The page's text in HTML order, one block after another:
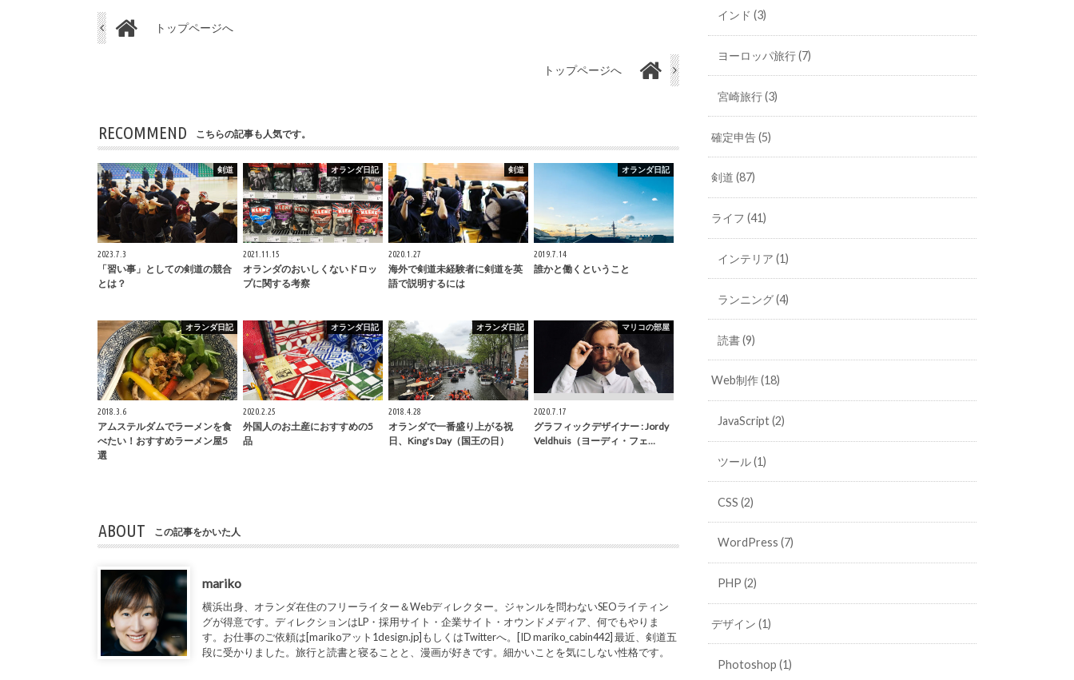
トップページへ
トップページへ
RECOMMEND こちらの記事も人気です。
剣道
2023.7.3
「習い事」としての剣道の競合
とは？
オランダ日記
2021.11.15
オランダのおいしくないドロッ
プに関する考察
剣道
2020.1.27
海外で剣道未経験者に剣道を英
語で説明するには
オランダ日記
2019.7.14
誰かと働くということ
オランダ日記
2018.3.6
アムステルダムでラーメンを食
べたい！おすすめラーメン屋5
選
オランダ日記
2020.2.25
外国人のお土産におすすめの5
品
オランダ日記
2018.4.28
オランダで一番盛り上がる祝
日、King's Day（国王の日）
マリコの部屋
2020.7.17
グラフィックデザイナー : Jordy
Veldhuis（ヨーディ・フェ…
ABOUT この記事をかいた人
mariko
横浜出身、オランダ在住のフリーライター＆Webディレクター。ジャンルを問わないSEOライティン
グが得意です。ディレクションはLP・採用サイト・企業サイト・オウンドメディア、何でもやりま
す。お仕事のご依頼は[marikoアット1design.jp]もしくはTwitterへ。[ID mariko_cabin442] 最近、剣道五
段に受かりました。旅行と読書と寝ることと、漫画が好きです。細かいことを気にしない性格です。
インド (3)
ヨーロッパ旅行(7)
宮崎旅行(3)
確定申告(5)
剣道(87)
ライフ(41)
インテリア (1)
ランニング(4)
読書(9)
Web制作(18)
JavaScript(2)
ツール(1)
CSS (2)
WordPress (7)
PHP (2)
デザイン(1)
Photoshop (1)